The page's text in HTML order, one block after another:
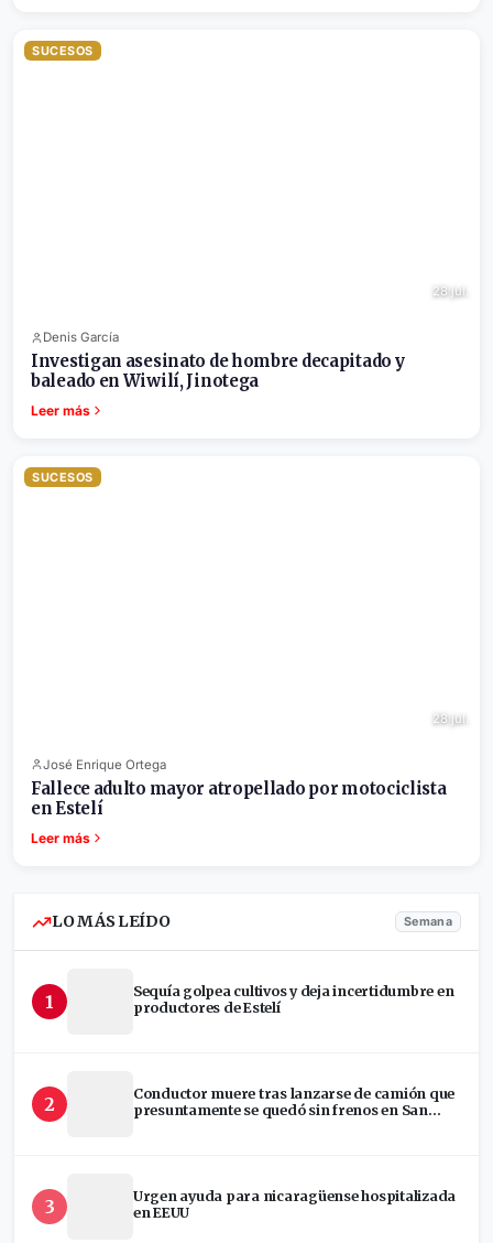
SUCESOS
28 jul.
Denis García
Investigan asesinato de hombre decapitado y
baleado en Wiwilí, Jinotega
Leer más
SUCESOS
28 jul.
José Enrique Ortega
Fallece adulto mayor atropellado por motociclista
en Estelí
Leer más
LO MÁS LEÍDO Semana
1
Sequía golpea cultivos y deja incertidumbre en
productores de Estelí
2
Conductor muere tras lanzarse de camión que
presuntamente se quedó sin frenos en San
3
Urgen ayuda para nicaragüense hospitalizada
en EEUU